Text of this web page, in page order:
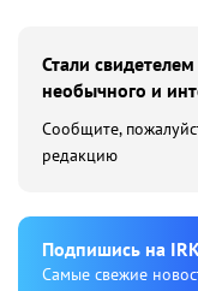
Стали
необычного и
Сообщите,
редакцию
Подпишиcь на
Cамые свежие